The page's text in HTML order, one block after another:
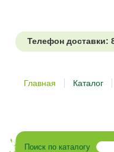
Телефон доставки:
Главная Каталог
Поиск по каталогу